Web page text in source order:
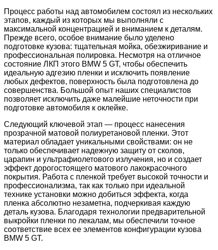
Процесс работы над автомобилем состоял из нескольких
этапов, каждый из которых мы выполняли с
максимальной концентрацией и вниманием к деталям.
Прежде всего, особое внимание было уделено
подготовке кузова: тщательная мойка, обезжиривание и
профессиональная полировка. Несмотря на отличное
состояние ЛКП этого BMW 5 GT, чтобы обеспечить
идеальную адгезию пленки и исключить появление
любых дефектов, поверхность была подготовлена до
совершенства. Большой опыт наших специалистов
позволяет исключить даже малейшие неточности при
подготовке автомобиля к оклейке.
Следующий ключевой этап — процесс нанесения
прозрачной матовой полиуретановой пленки. Этот
материал обладает уникальными свойствами: он не
только обеспечивает надежную защиту от сколов,
царапин и ультрафиолетового излучения, но и создает
эффект дорогостоящего матового лакокрасочного
покрытия. Работа с пленкой требует высокой точности и
профессионализма, так как только при идеальной
технике установки можно добиться эффекта, когда
пленка абсолютно незаметна, подчеркивая каждую
деталь кузова. Благодаря технологии предварительной
выкройки пленки по лекалам, мы обеспечили точное
соответствие всех ее элементов конфигурации кузова
BMW 5 GT.